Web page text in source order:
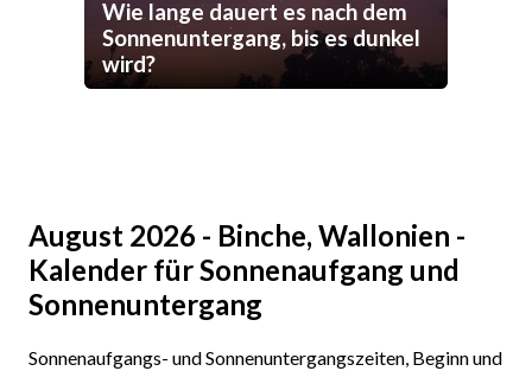
Wie lange dauert es nach dem
Sonnenuntergang, bis es dunkel
wird?
August 2026 - Binche, Wallonien -
Kalender für Sonnenaufgang und
Sonnenuntergang
Sonnenaufgangs- und Sonnenuntergangszeiten, Beginn und